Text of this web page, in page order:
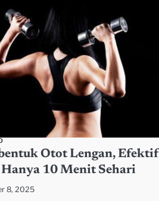
Otot Lengan, Efektif
10 Menit Sehari
8, 2025